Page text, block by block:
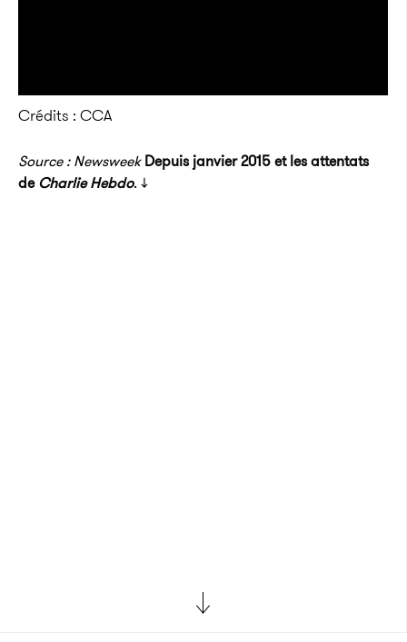
Crédits : CCA
Source : Newsweek Depuis janvier 2015 et les attentats
deCharlie Hebdo. ↓